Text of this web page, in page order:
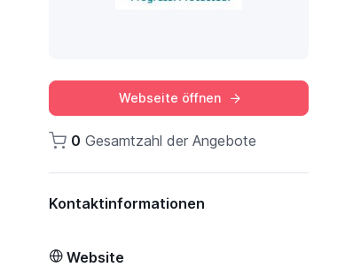
Webseite öffnen
0 Gesamtzahl der Angebote
Kontaktinformationen
Website